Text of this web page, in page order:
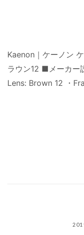
Kaenon｜ケーノン
ラウン12 ■メーカー
Lens: Brown 12 ・